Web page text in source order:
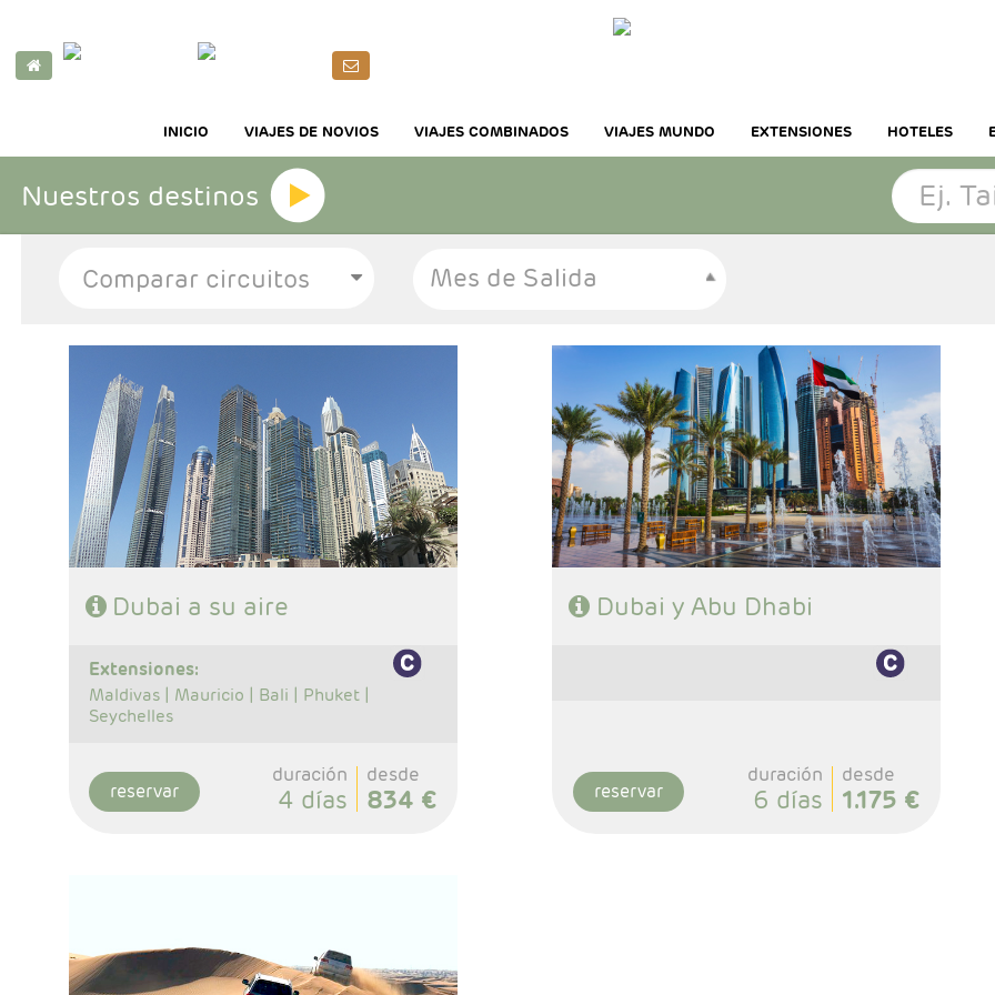
INICIO VIAJES DE NOVIOS VIAJES COMBINADOS VIAJES MUNDO EXTENSIONES HOTELES
Nuestros destinos
Mes de Salida
- Salidas: Diarias
- Categoría hotelera: A elección del cliente.
- Régimen: Alojamiento y desayuno.
Dubai a su aire
extensiones:
Maldivas | Mauricio | Bali | Phuket |
Seychelles
reservar
duración
4 días
desde
834 €
- Salidas: Diarias
- Ruta: Dubai 3 noches y 2 noches Abu Dhabi
- Categoría hotelera: A elección del cliente.
- Régimen: Alojamiento y desayuno
- Excursiones incluidas:
* Visita ciudad Dubai con guía de habla
hispana.
* Safari por el desierto con cena barbacoa.
* Visita día completo Abu Dhabi con almuerzo
Dubai y Abu Dhabi
reservar
duración
6 días
desde
1.175 €
- Categoría hotelera: A elección del cliente.
- Régimen: Alojamiento y desayuno
- Excursiones incluidas: